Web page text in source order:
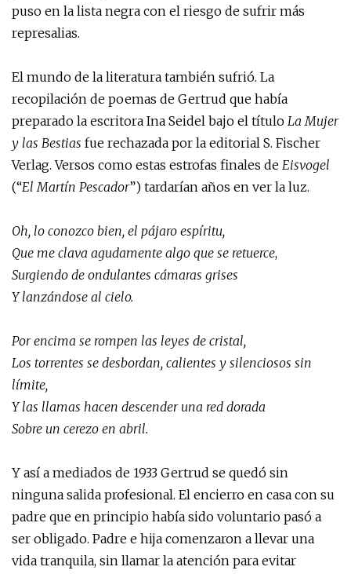
puso en la lista negra con el riesgo de sufrir más
represalias.
El mundo de la literatura también sufrió. La
recopilación de poemas de Gertrud que había
preparado la escritora Ina Seidel bajo el título La Mujer
y las Bestias fue rechazada por la editorial S. Fischer
Verlag. Versos como estas estrofas finales de Eisvogel
(“El Martín Pescador”) tardarían años en ver la luz.
Oh, lo conozco bien, el pájaro espíritu,
Que me clava agudamente algo que se retuerce,
Surgiendo de ondulantes cámaras grises
Y lanzándose al cielo.
Por encima se rompen las leyes de cristal,
Los torrentes se desbordan, calientes y silenciosos sin
límite,
Y las llamas hacen descender una red dorada
Sobre un cerezo en abril.
Y así a mediados de 1933 Gertrud se quedó sin
ninguna salida profesional. El encierro en casa con su
padre que en principio había sido voluntario pasó a
ser obligado. Padre e hija comenzaron a llevar una
vida tranquila, sin llamar la atención para evitar